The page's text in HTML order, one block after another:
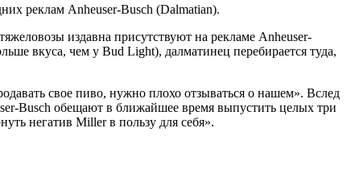
реклам Anheuser-Busch (Dalmatian).
издавна присутствуют на рекламе Anheuser-
вкуса, чем у Bud Light), далматинец перебирается туда,
свое пиво, нужно плохо отзываться о нашем». Вслед
Busch обещают в ближайшее время выпустить целых три
негатив Miller в пользу для себя».